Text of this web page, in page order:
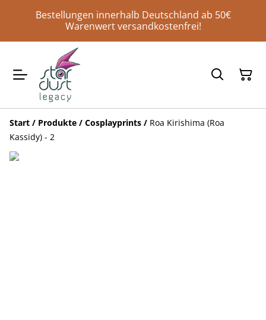
Bestellungen innerhalb Deutschland ab 50€
Warenwert versandkostenfrei!
Start / Produkte / Cosplayprints / Roa Kirishima (Roa
Kassidy) - 2